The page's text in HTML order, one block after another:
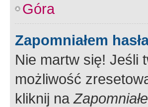
Góra
Zapomniałem
Nie martw się! Jeśli
możliwość
kliknij na